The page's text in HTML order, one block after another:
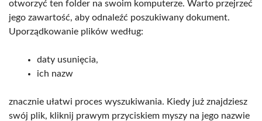
otworzyć ten folder na swoim komputerze. Warto przejrzeć
jego zawartość, aby odnaleźć poszukiwany dokument.
Uporządkowanie plików według:
daty usunięcia,
ich nazw
znacznie ułatwi proces wyszukiwania. Kiedy już znajdziesz
swój plik, kliknij prawym przyciskiem myszy na jego nazwie